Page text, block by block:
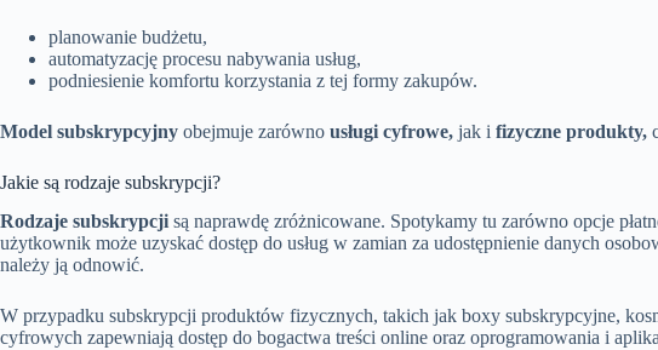
planowanie budżetu,
automatyzację procesu nabywania usług,
podniesienie komfortu korzystania z tej formy zakupów.
Model subskrypcyjny obejmuje zarówno usługi cyfrowe, jak i fizyczne produkty,
Jakie są rodzaje subskrypcji?
Rodzaje subskrypcji są naprawdę zróżnicowane. Spotykamy tu zarówno opcje
użytkownik może uzyskać dostęp do usług w zamian za udostępnienie danych
należy ją odnowić.
W przypadku subskrypcji produktów fizycznych, takich jak boxy subskrypcyjne,
cyfrowych zapewniają dostęp do bogactwa treści online oraz oprogramowania i